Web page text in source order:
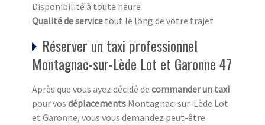
Disponibilité à toute heure
Qualité de service tout le long de votre trajet
Réserver un taxi professionnel
Montagnac-sur-Lède Lot et Garonne 47
Après que vous ayez décidé de commander un taxi
pour vos déplacements Montagnac-sur-Lède Lot
et Garonne, vous vous demandez peut-être